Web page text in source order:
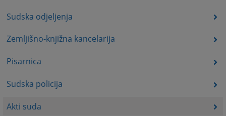
Sudska odjeljenja
Zemljišno-knjižna kancelarija
Pisarnica
Sudska policija
Akti suda